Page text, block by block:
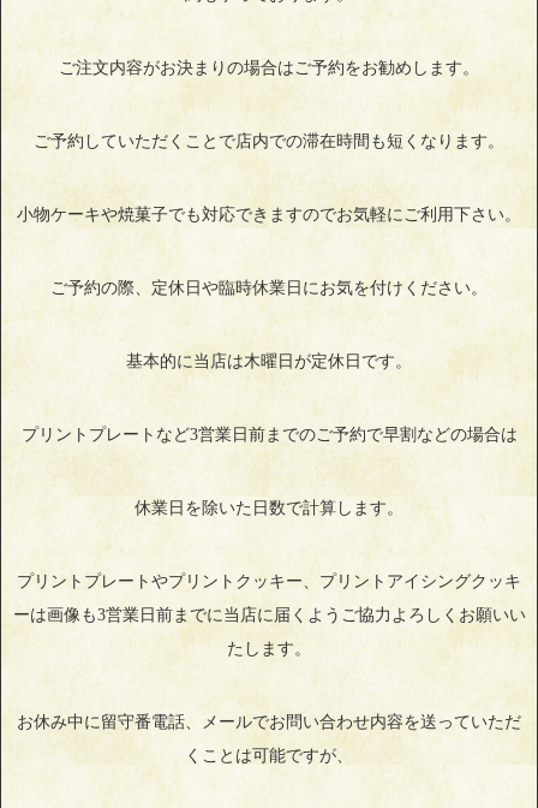
ご注文内容がお決まりの場合はご予約をお勧めします。
ご予約していただくことで店内での滞在時間も短くなります。
小物ケーキや焼菓子でも対応できますのでお気軽にご利用下さい。
ご予約の際、定休日や臨時休業日にお気を付けください。
基本的に当店は木曜日が定休日です。
プリントプレートなど3営業日前までのご予約で早割などの場合は
休業日を除いた日数で計算します。
プリントプレートやプリントクッキー、プリントアイシングクッキ
ーは画像も3営業日前までに当店に届くようご協力よろしくお願いい
たします。
お休み中に留守番電話、メールでお問い合わせ内容を送っていただ
くことは可能ですが、